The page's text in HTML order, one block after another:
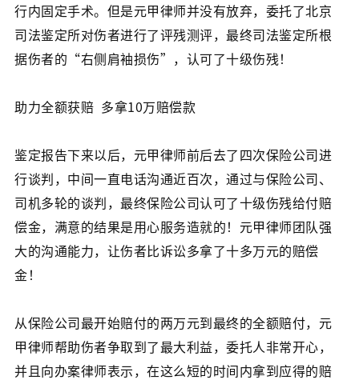
行内固定手术。但是元甲律师并没有放弃，委托了北京
司法鉴定所对伤者进行了评残测评，最终司法鉴定所根
据伤者的“右侧肩袖损伤”，认可了十级伤残！
助力全额获赔 多拿10万赔偿款
鉴定报告下来以后，元甲律师前后去了四次保险公司进
行谈判，中间一直电话沟通近百次，通过与保险公司、
司机多轮的谈判，最终保险公司认可了十级伤残给付赔
偿金，满意的结果是用心服务造就的！元甲律师团队强
大的沟通能力，让伤者比诉讼多拿了十多万元的赔偿
金！
从保险公司最开始赔付的两万元到最终的全额赔付，元
甲律师帮助伤者争取到了最大利益，委托人非常开心，
并且向办案律师表示，在这么短的时间内拿到应得的赔